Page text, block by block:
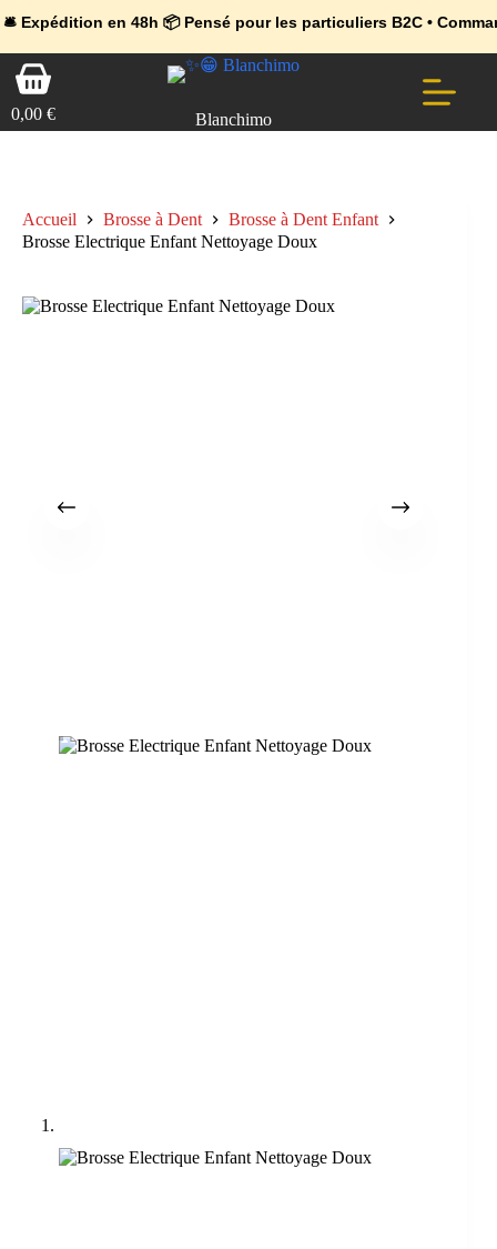
en 48h 📦 Pensé pour les particuliers B2C • Commande
🔥 Déjà adopté par les pros 👉 Passez en Espace Pro B2B 📦
💼 Offres réservées aux professionnels 🚀 Rejoignez l’Espace Pro
PasserPanier
d’achat
0,00 € Blanchimo
Accueil Brosse à Dent
Brosse à Dent Enfant
Brosse Electrique Enfant Nettoyage Doux